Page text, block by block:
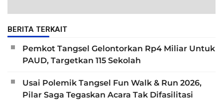
BERITA TERKAIT
Pemkot Tangsel Gelontorkan Rp4 Miliar Untuk
PAUD, Targetkan 115 Sekolah
Usai Polemik Tangsel Fun Walk & Run 2026,
Pilar Saga Tegaskan Acara Tak Difasilitasi